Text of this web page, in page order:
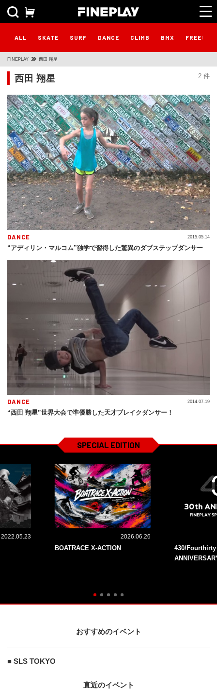
ALL SKATE SURF DANCE CLIMB BMX
FINEPLAY 西田 翔星
2 件
西田 翔星
DANCE
“アディリン・マルコム”独学で習得した驚異のダブステップダンサー
2015.05.14
DANCE
“西田 翔星”世界大会で準優勝した天才ブレイクダンサー！
2014.07.19
SPECIAL EDITION
2022.05.23 2026.06.26
BOATRACE X-ACTION
430/
おすすめのイベント
■ SLS TOKYO
直近のイベント